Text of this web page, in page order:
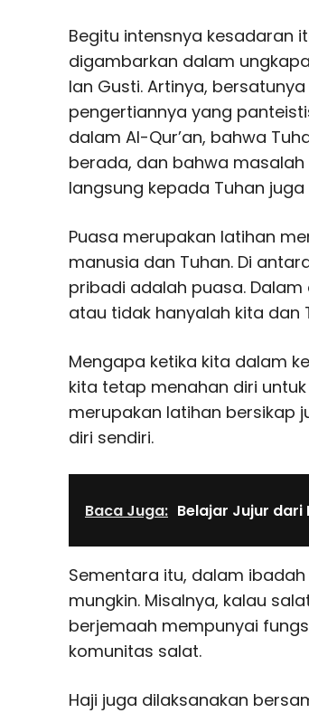
Begitu intensnya kesadaran
digambarkan dalam
lan Gusti. Artinya,
pengertiannya yang
dalam Al-Qur’an, bahwa
berada, dan bahwa
langsung kepada Tuhan
Puasa merupakan latihan
manusia dan Tuhan. Di
pribadi adalah puasa.
atau tidak hanyalah kita dan
Mengapa ketika kita dalam
kita tetap menahan diri
merupakan latihan bersikap
diri sendiri.
Baca Juga: Belajar Jujur dari
Sementara itu, dalam
mungkin. Misalnya, kalau
berjemaah mempunyai
komunitas salat.
Haji juga dilaksanakan